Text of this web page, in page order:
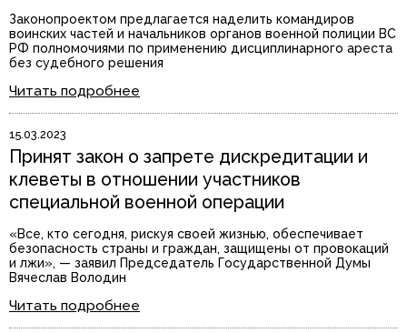
Законопроектом предлагается наделить командиров
воинских частей и начальников органов военной полиции ВС
РФ полномочиями по применению дисциплинарного ареста
без судебного решения
Читать подробнее
15.03.2023
Принят закон о запрете дискредитации и
клеветы в отношении участников
специальной военной операции
«Все, кто сегодня, рискуя своей жизнью, обеспечивает
безопасность страны и граждан, защищены от провокаций
и лжи», — заявил Председатель Государственной Думы
Вячеслав Володин
Читать подробнее